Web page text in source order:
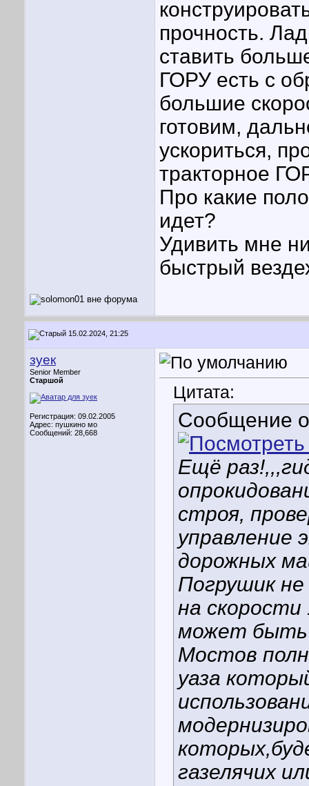
прочность.
ставить
ГОРУ есть с
большие
готовим,
ускориться,
тракторное
Про какие
идет?
Удивить мне
быстрый
15.02.2024, 21:25
зуек
Senior Member
Старшой
Регистрация: 09.02.2005
Адрес: пушкино мо
Сообщений: 28,668
Цитата:
Сообщение
Ещё
строя,
управление
дорожных
Погрушик
на
может быть
Мостов
уаза
газелячих